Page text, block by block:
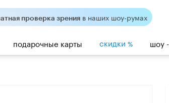
проверка зрения в наших шоу-румах
подарочные карты скидки % шоу